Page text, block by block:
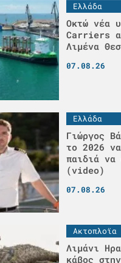
Ελλάδα
Οκτώ νέα
Carriers
Λιμένα
07.08.26
Ελλάδα
Γιώργος
το 2026
παιδιά
(video)
07.08.26
Ακτοπλοϊα
Λιμάνι
κάβος